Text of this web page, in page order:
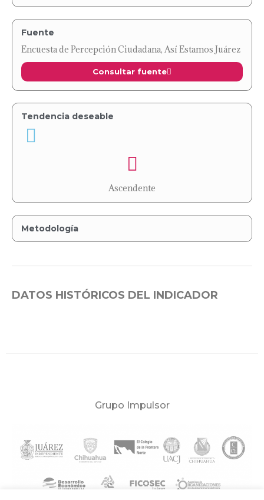
Fuente
Encuesta de Percepción Ciudadana, Así Estamos Juárez
Consultar fuente
Tendencia deseable
Ascendente
Metodología
DATOS HISTÓRICOS DEL INDICADOR
Grupo Impulsor